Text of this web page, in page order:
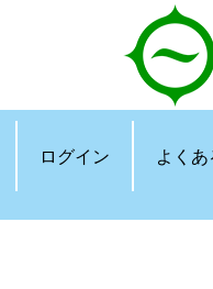
ログイン よく